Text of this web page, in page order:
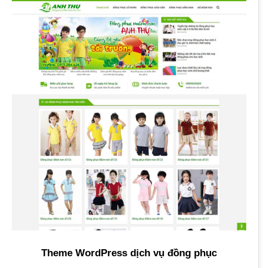
Theme WordPress dịch vụ đồng phục